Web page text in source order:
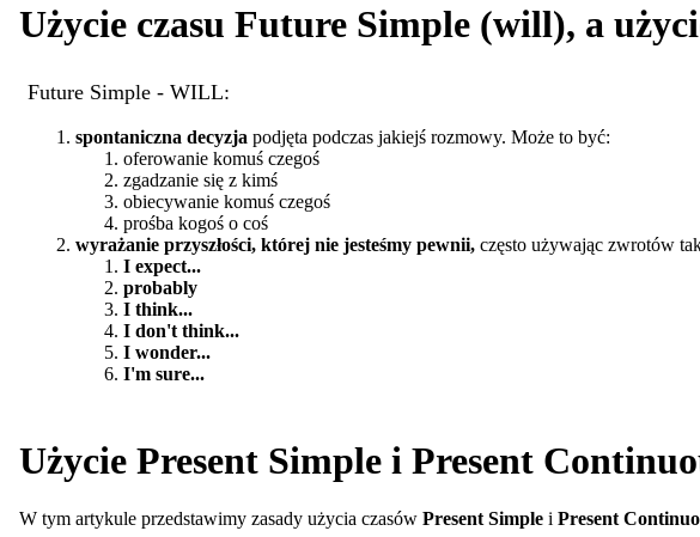
Użycie czasu Future Simple (will), a
Future Simple - WILL:
spontaniczna decyzja podjęta podczas jakiejś rozmowy. Może to być:
oferowanie komuś czegoś
zgadzanie się z kimś
obiecywanie komuś czegoś
prośba kogoś o coś
wyrażanie przyszłości, której nie jesteśmy pewnii, często używając zwrotów
I expect...
probably
I think...
I don't think...
I wonder...
I'm sure...
Użycie Present Simple i Present
W tym artykule przedstawimy zasady użycia czasów Present Simple i Present